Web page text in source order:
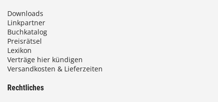
Downloads
Linkpartner
Buchkatalog
Preisrätsel
Lexikon
Verträge hier kündigen
Versandkosten & Lieferzeiten
Rechtliches